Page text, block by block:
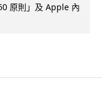
原則」及 Apple 內